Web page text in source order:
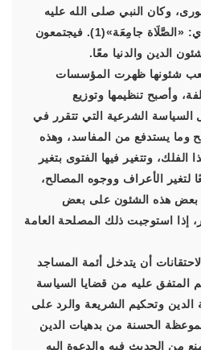
وكان النبي صلى الله عليه
وسلم إذا حزبه أمرٌ عامٌّ ينادي: «الصَّلَاة جامِعَة»(1). فيجتمعون
الدين والدنيا معًا.
شئونها ظهرت المؤسسات
وأصبح تنظيمها وتوزيع
السياسة الشرعية التي تتقرر في
يستدفع من المفاسد، وهذه
الفلك، وتتغير فيها الفتوى بتغير
لتغير الأعراف ووجوه المصالح،
بعض هذه الشئون على بعض
إذا استوجبت ذلك المصلحة العامة
أن يتدخل أئمة المساجد
المتفق عليه من قضايا السياسة
الدين وتحكيم الشريعة والرد على
الحسنة من بدهيات الدين
من الحديث فيه والدعوة إليه